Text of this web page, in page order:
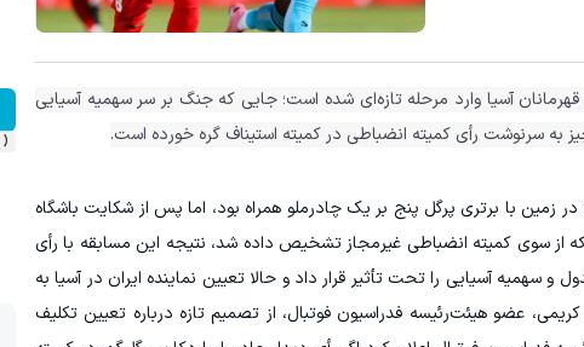
آسیا وارد مرحله تازه‌ای شده است؛ جایی که جنگ بر سر سهمیه آسیایی
به سرنوشت رأی کمیته انضباطی در کمیته استیناف گره خورده است.
زمین با برتری پرگل پنج بر یک چادرملو همراه بود، اما پس از شکایت باشگاه
که از سوی کمیته انضباطی غیرمجاز تشخیص داده شد، نتیجه این مسابقه با رأی
آسیایی را تحت تأثیر قرار داد و حالا تعیین نماینده ایران در آسیا به
عضو هیئت‌رئیسه فدراسیون فوتبال، از تصمیم تازه درباره تعیین تکلیف
ثبت نام کنید
‹